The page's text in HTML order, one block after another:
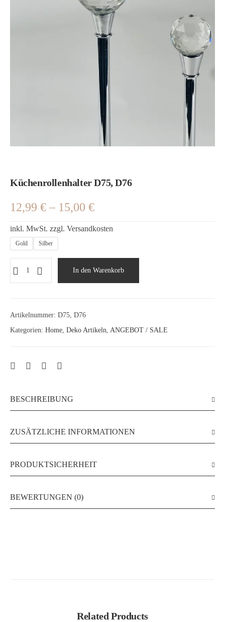
Küchenrollenhalter D75, D76
12,99 € – 15,00 €
inkl. MwSt. zzgl. Versandkosten
Gold Silber
In den Warenkorb
Artikelnummer: D75, D76
Kategorien: Home, Deko Artikeln, ANGEBOT / SALE
BESCHREIBUNG
ZUSÄTZLICHE INFORMATIONEN
PRODUKTSICHERHEIT
BEWERTUNGEN (0)
Related Products